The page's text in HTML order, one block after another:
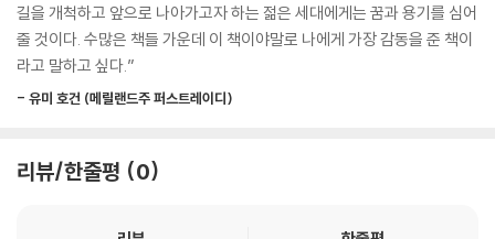
20년 가까이 의사로 일해오면서 죽음이라는 것은 삶의 끝이기도 하지만
어떻게 보면 삶의 연장선 중 한 부분이기도 하고, 혹은 삶의 일부분이기도
하다는 것을 배우고 있다. 즉, 죽음을 무조건 피하거나 최대한 미루어야 할
게 살아가야 하는지를 배우는 동시에, 또 어떻게 죽어가야 하는지도 배워
--- p.147, 「병과 죽음 역시 삶의 일부라는 것」 중에서
말을 할 힘도, 심지어는 머리를 들 힘조차 낼 수 없었다.
사인 자신도 제대로 알지 못했던 이 병의 정체를 찾기 위해 그녀는 수개월
간 수십 명이 넘는 의사를 만났다. 신체적인 원인을 찾지 못해 우울증이라
길을 개척하고 앞으로 나아가고자 하는 젊은 세대에게는 꿈과 용기를 심어
줄 것이다. 수많은 책들 가운데 이 책이야말로 나에게 가장 감동을 준 책이
라고 말하고 싶다.”
- 유미 호건 (메릴랜드주 퍼스트레이디)
리뷰/한줄평 0